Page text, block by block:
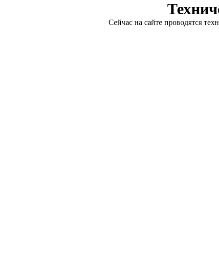
Сейчас на сайте проводятся